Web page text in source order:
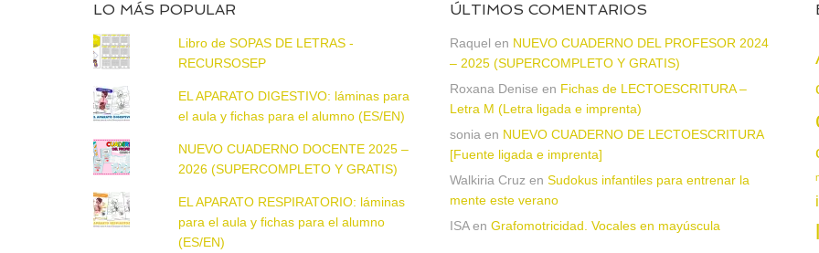
LO MÁS POPULAR
Libro de SOPAS DE LETRAS -
RECURSOSEP
EL APARATO DIGESTIVO: láminas para
el aula y fichas para el alumno (ES/EN)
NUEVO CUADERNO DOCENTE 2025 –
2026 (SUPERCOMPLETO Y GRATIS)
EL APARATO RESPIRATORIO: láminas
para el aula y fichas para el alumno
(ES/EN)
ÚLTIMOS COMENTARIOS
Raquel en NUEVO CUADERNO DEL PROFESOR 2024
– 2025 (SUPERCOMPLETO Y GRATIS)
Roxana Denise en Fichas de LECTOESCRITURA –
Letra M (Letra ligada e imprenta)
sonia en NUEVO CUADERNO DE LECTOESCRITURA
[Fuente ligada e imprenta]
Walkiria Cruz en Sudokus infantiles para entrenar la
mente este verano
ISAen Grafomotricidad. Vocales en mayúscula